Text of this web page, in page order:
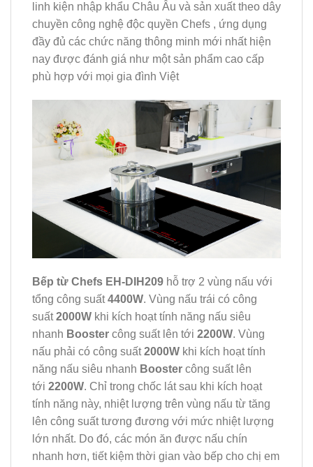
linh kiện nhập khẩu Châu Âu và sản xuất theo dây
chuyền công nghệ độc quyền Chefs , ứng dụng
đầy đủ các chức năng thông minh mới nhất hiện
nay được đánh giá như một sản phẩm cao cấp
phù hợp với mọi gia đình Việt
Bếp từ Chefs EH-DIH209 hỗ trợ 2 vùng nấu với
tổng công suất4400W. Vùng nấu trái có công
suất2000W khi kích hoạt tính năng nấu siêu
nhanh Booster công suất lên tới 2200W. Vùng
nấu phải có công suất2000W khi kích hoạt tính
năng nấu siêu nhanh Booster công suất lên
tới 2200W. Chỉ trong chốc lát sau khi kích hoạt
tính năng này, nhiệt lượng trên vùng nấu từ tăng
lên công suất tương đương với mức nhiệt lượng
lớn nhất. Do đó, các món ăn được nấu chín
nhanh hơn, tiết kiệm thời gian vào bếp cho chị em